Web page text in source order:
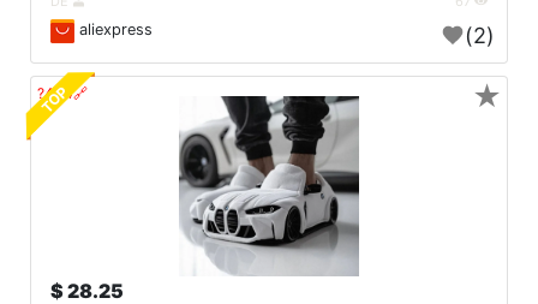
aliexpress (2)
🔗404?
TOP
28.25 $
★